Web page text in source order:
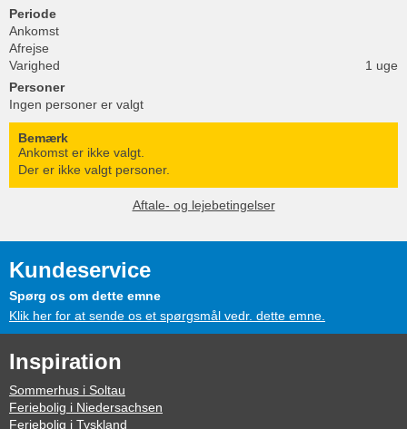
Periode
Ankomst
Afrejse
Varighed
1 uge
Personer
Ingen personer er valgt
Bemærk
Ankomst er ikke valgt.
Der er ikke valgt personer.
Aftale- og lejebetingelser
Kundeservice
Spørg os om dette emne
Klik her for at sende os et spørgsmål vedr. dette emne.
Inspiration
Sommerhus i Soltau
Feriebolig i Niedersachsen
Feriebolig i Tyskland